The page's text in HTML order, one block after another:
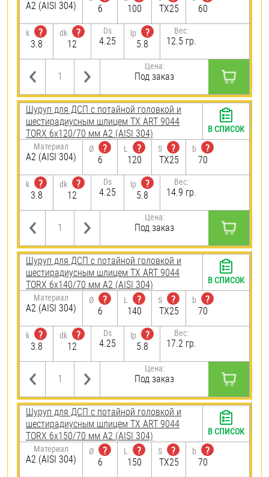
А2 (AISI 304)
6
100
TX25
60
k
?
3.8
dk
?
12
Ds
4.25
lp
?
5.8
Вес:
12.5 гр.
Цена:
Под заказ
Шуруп для ДСП с потайной головкой и
шестирадиусным шлицем TX ART 9044
TORX 6х120/70 мм А2 (AISI 304)
Материал
А2 (AISI 304)
Ø
?
6
L
?
120
S
?
TX25
b
?
70
k
?
3.8
dk
?
12
Ds
4.25
lp
?
5.8
Вес:
14.9 гр.
Цена:
Под заказ
В СПИСОК
Шуруп для ДСП с потайной головкой и
шестирадиусным шлицем TX ART 9044
TORX 6х140/70 мм А2 (AISI 304)
Материал
А2 (AISI 304)
Ø
?
6
L
?
140
S
?
TX25
b
?
70
k
?
3.8
dk
?
12
Ds
4.25
lp
?
5.8
Вес:
17.2 гр.
Цена:
Под заказ
В СПИСОК
Шуруп для ДСП с потайной головкой и
шестирадиусным шлицем TX ART 9044
TORX 6х150/70 мм А2 (AISI 304)
Материал
А2 (AISI 304)
Ø
?
6
L
?
150
S
?
TX25
b
?
70
В СПИСОК